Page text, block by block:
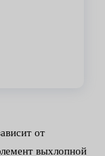
от
выхлопной